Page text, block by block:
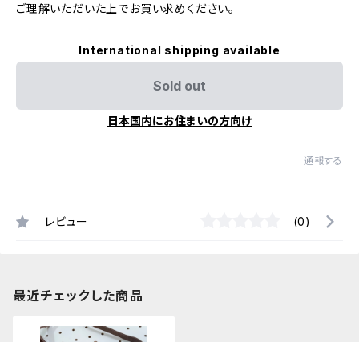
ご理解いただいた上でお買い求めください。
International shipping available
Sold out
日本国内にお住まいの方向け
通報する
レビュー (0)
最近チェックした商品